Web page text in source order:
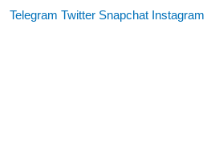
Telegram Twitter Snapchat Instagram